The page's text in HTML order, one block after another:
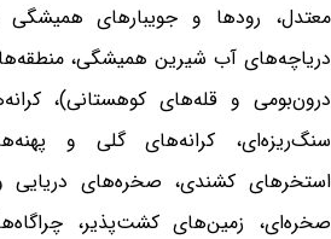
معتدل، رودها و جویبارهای همیشگی
دریاچه‌های آب شیرین همیشگی،
درون‌بومی و قله‌های کوهستانی)،
سنگ‌ریزه‌ای، کرانه‌های گلی و
استخرهای کشندی، صخره‌های دریایی و
صخره‌ای، زمین‌های کشت‌پذیر،